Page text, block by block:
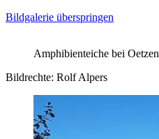
Bildgalerie überspringen
Amphibienteiche bei
Bildrechte: Rolf Alpers